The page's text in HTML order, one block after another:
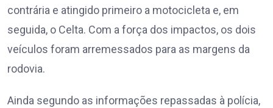
contrária e atingido primeiro a motocicleta e, em
seguida, o Celta. Com a força dos impactos, os dois
veículos foram arremessados para as margens da
rodovia.
Ainda segundo as informações repassadas à polícia,